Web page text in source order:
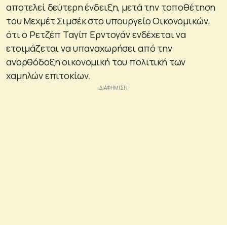
αποτελεί δεύτερη ένδειξη, μετά την τοποθέτηση
του Μεχμέτ Σιμσέκ στο υπουργείο Οικονομικών,
ότι ο Ρετζέπ Ταγίπ Ερντογάν ενδέχεται να
ετοιμάζεται να υπαναχωρήσει από την
ανορθόδοξη οικονομική του πολιτική των
χαμηλών επιτοκίων.